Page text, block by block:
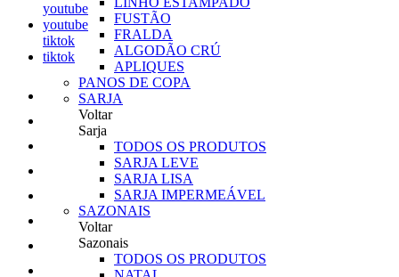
FUSTÃO
FRALDA
ALGODÃO CRÚ
APLIQUES
PANOS DE COPA
SARJA
Voltar
Sarja
TODOS OS PRODUTOS
SARJA LEVE
SARJA LISA
SARJA IMPERMEÁVEL
SAZONAIS
Voltar
Sazonais
TODOS OS PRODUTOS
youtube
youtube
tiktok
tiktok